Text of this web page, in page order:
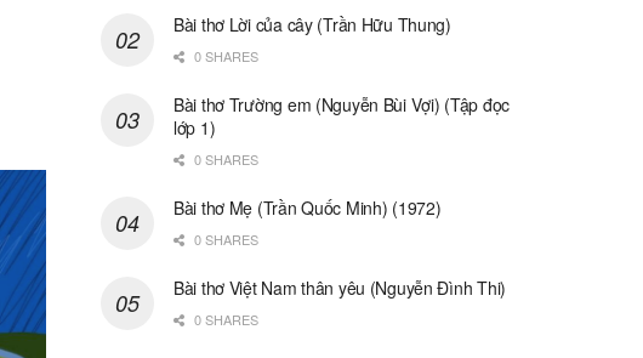
Bài thơ Lời của cây (Trần Hữu Thung)
0 SHARES
Bài thơ Trường em (Nguyễn Bùi Vợi) (Tập đọc
lớp 1)
0 SHARES
Bài thơ Mẹ (Trần Quốc Minh) (1972)
0 SHARES
Bài thơ Việt Nam thân yêu (Nguyễn Đình Thi)
0 SHARES